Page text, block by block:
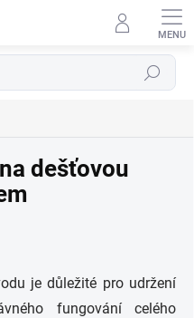
Hledat
dešťovou
je důležité pro udržení
fungování celého